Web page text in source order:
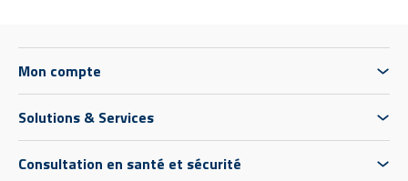
Mon compte
Solutions & Services
Consultation en santé et sécurité